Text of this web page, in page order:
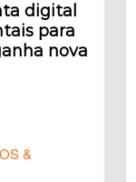
digital
para
nova
&